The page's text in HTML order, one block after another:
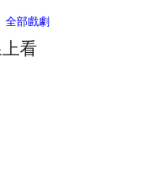
全部戲劇
看